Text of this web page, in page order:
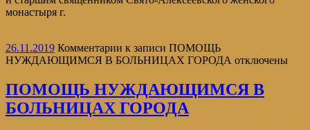
монастыря г.
26.11.2019 Комментарии к записи ПОМОЩЬ
НУЖДАЮЩИМСЯ В БОЛЬНИЦАХ ГОРОДА отключены
ПОМОЩЬ НУЖДАЮЩИМСЯ В
БОЛЬНИЦАХ ГОРОДА